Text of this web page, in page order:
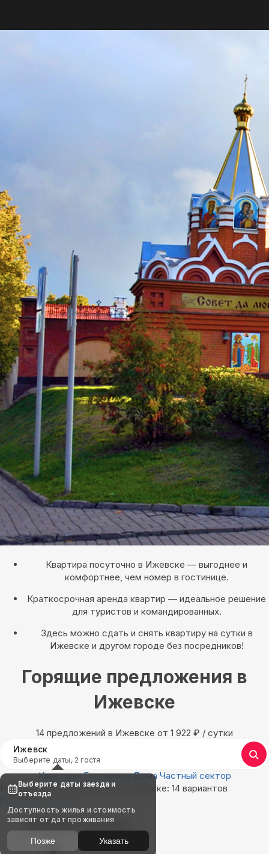
Квартира посуточно в Ижевске — выгоднее и
комфортнее, чем номер в гостинице.
Краткосрочная аренда квартир — идеальное решение
для туристов и командированных.
Здесь можно сдать и снять квартиру на сутки в
Ижевске и другом городе без посредников!
Горящие предложения в
Ижевске
14 предложений в Ижевске oт 1 922 ₽ / сутки
Ижевск
Выберите даты, 2 гостя
Квартиры Гостиницы Дома Частный сектор
Найдём, где остановиться в Ижевске: 14 вариантов
Показать на карте
Выбирайте лучшее
Выберите даты заезда и
отъезда
Доступность жилья и стоимость
зависят от дат проживания
Позже Указать